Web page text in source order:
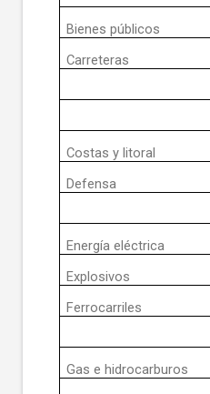
Bienes públicos
Carreteras
Costas y litoral
Defensa
Energía eléctrica
Explosivos
Ferrocarriles
Gas e hidrocarburos